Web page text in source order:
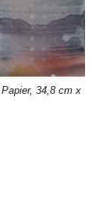
34,8 cm x